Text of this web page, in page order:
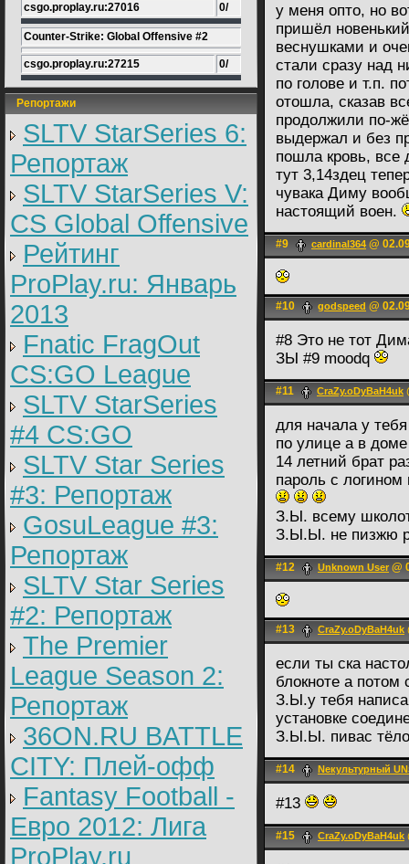
csgo.proplay.ru:27016 0/
Counter-Strike: Global Offensive #2
csgo.proplay.ru:27215 0/
Репортажи
SLTV StarSeries 6:
Репортаж
SLTV StarSeries V:
CS Global Offensive
Рейтинг
ProPlay.ru: Январь
2013
Fnatic FragOut
CS:GO League
SLTV StarSeries
#4 CS:GO
SLTV Star Series
#3: Репортаж
GosuLeague #3:
Репортаж
SLTV Star Series
#2: Репортаж
The Premier
League Season 2:
Репортаж
36ON.RU BATTLE
CITY: Плей-офф
Fantasy Football -
Евро 2012: Лига
ProPlay.ru
у меня опто, но
пришёл
веснушками и
стали сразу над
по голове и т.п.
отошла, сказав
продолжили по-
выдержал и без
пошла кровь, все
тут 3,14здец
чувака Диму
настоящий воен.
#9 cardinal364 @
#10 godspeed @
#8 Это не тот
ЗЫ #9 moodq
#11 CraZy.oDyBaH4uk
для начала у тебя
по улице а в
14 летний брат
пароль с логином
З.Ы. всему
З.Ы.Ы. не пизжю
#12 Unknown User @
#13 CraZy.oDyBaH4uk
если ты ска
блокноте а потом
З.Ы.у тебя
установке
З.Ы.Ы. пивас
#14 Nекультурный
#13
#15 CraZy.oDyBaH4uk